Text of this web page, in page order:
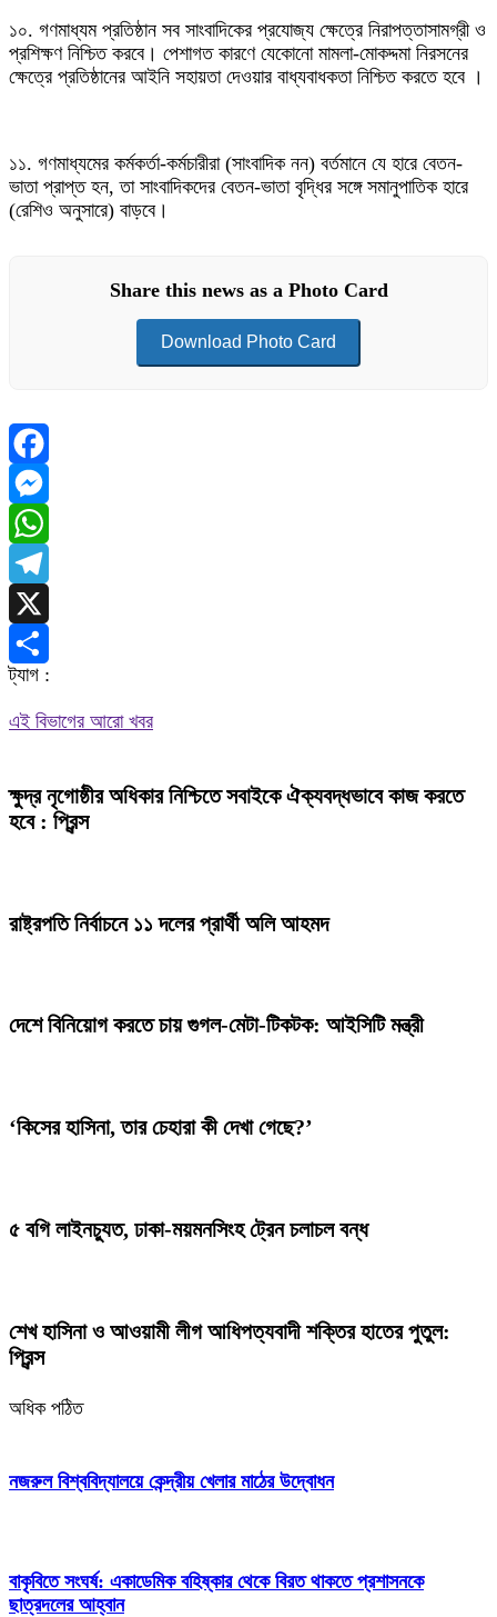
১০. গণমাধ্যম প্রতিষ্ঠান সব সাংবাদিকের প্রযোজ্য ক্ষেত্রে নিরাপত্তাসামগ্রী ও
প্রশিক্ষণ নিশ্চিত করবে। পেশাগত কারণে যেকোনো মামলা-মোকদ্দমা নিরসনের
ক্ষেত্রে প্রতিষ্ঠানের আইনি সহায়তা দেওয়ার বাধ্যবাধকতা নিশ্চিত করতে হবে ।
১১. গণমাধ্যমের কর্মকর্তা-কর্মচারীরা (সাংবাদিক নন) বর্তমানে যে হারে বেতন-
ভাতা প্রাপ্ত হন, তা সাংবাদিকদের বেতন-ভাতা বৃদ্ধির সঙ্গে সমানুপাতিক হারে
(রেশিও অনুসারে) বাড়বে।
Share this news as a Photo Card
Download Photo Card
Facebook
Messenger
WhatsApp
Telegram
X
Share
ট্যাগ :
এই বিভাগের আরো খবর
ক্ষুদ্র নৃগোষ্ঠীর অধিকার নিশ্চিতে সবাইকে ঐক্যবদ্ধভাবে কাজ করতে
হবে : প্রিন্স
রাষ্ট্রপতি নির্বাচনে ১১ দলের প্রার্থী অলি আহমদ
দেশে বিনিয়োগ করতে চায় গুগল-মেটা-টিকটক: আইসিটি মন্ত্রী
‘কিসের হাসিনা, তার চেহারা কী দেখা গেছে?’
৫ বগি লাইনচ্যুত, ঢাকা-ময়মনসিংহ ট্রেন চলাচল বন্ধ
শেখ হাসিনা ও আওয়ামী লীগ আধিপত্যবাদী শক্তির হাতের পুতুল:
প্রিন্স
অধিক পঠিত
নজরুল বিশ্ববিদ্যালয়ে কেন্দ্রীয় খেলার মাঠের উদ্বোধন
বাকৃবিতে সংঘর্ষ: একাডেমিক বহিষ্কার থেকে বিরত থাকতে প্রশাসনকে
ছাত্রদলের আহ্বান